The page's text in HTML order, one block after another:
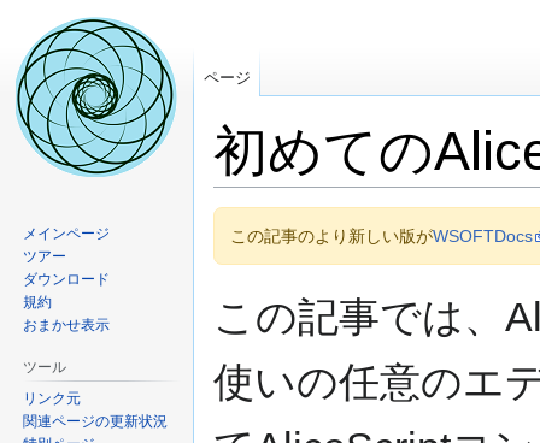
初めての
ナ
シ
ン
に
移
検
動
この記事のより新しい版がWSOFTDocs
この記事では、
使いの任意のエ
ページ
メインページ
ツアー
ダウンロード
規約
おまかせ表示
ツール
リンク元
関連ページの更新状況